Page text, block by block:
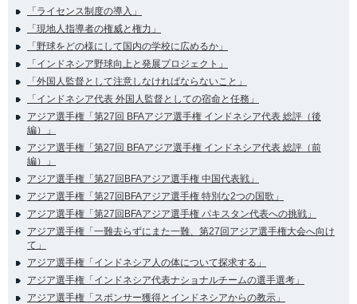
「ライセンス制度の導入」
「現地人指導者の権威と権力」
「野球をどの様にして国内の学校に広めるか」
「インドネシア野球向上と発展プロジェクト」
「外国人監督として注意しなければならないこと」
「インドネシア代表 外国人監督としての宿命と任務」
アジア選手権「第27回 BFAアジア選手権 インドネシア代表 総評（後
編）」
アジア選手権「第27回 BFAアジア選手権 インドネシア代表 総評（前
編）」
アジア選手権「第27回BFAアジア選手権 中国代表戦」
アジア選手権「第27回BFAアジア選手権 特別な2つの国歌」
アジア選手権「第27回BFAアジア選手権 パキスタン代表への挑戦」
アジア選手権「一難去らずにまた一難、第27回アジア選手権大会へ向け
て」
アジア選手権「インドネシア人の体について探求する」
アジア選手権「インドネシア代表ナショナルチームの選手選考」
アジア選手権「スポンサー獲得とインドネシアからの教示」